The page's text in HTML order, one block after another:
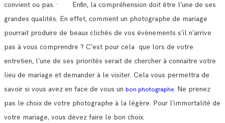
convient ou pas. · Enfin, la compréhension doit être l’une de ses
grandes qualités. En effet, comment un photographe de mariage
pourrait produire de beaux clichés de vos évènements s’il n’arrive
pas à vous comprendre ? C’est pour cela que lors de votre
entretien, l’une de ses priorités serait de chercher à connaitre votre
lieu de mariage et demander à le visiter. Cela vous permettra de
savoir si vous avez en face de vous un bon photographe. Ne prenez
pas le choix de votre photographe à la légère. Pour l’immortalité de
votre mariage, vous devez faire le bon choix.